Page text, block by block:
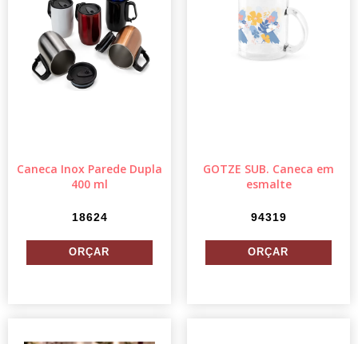
Caneca Inox Parede Dupla
400 ml
18624
GOTZE SUB. Caneca em
esmalte
94319